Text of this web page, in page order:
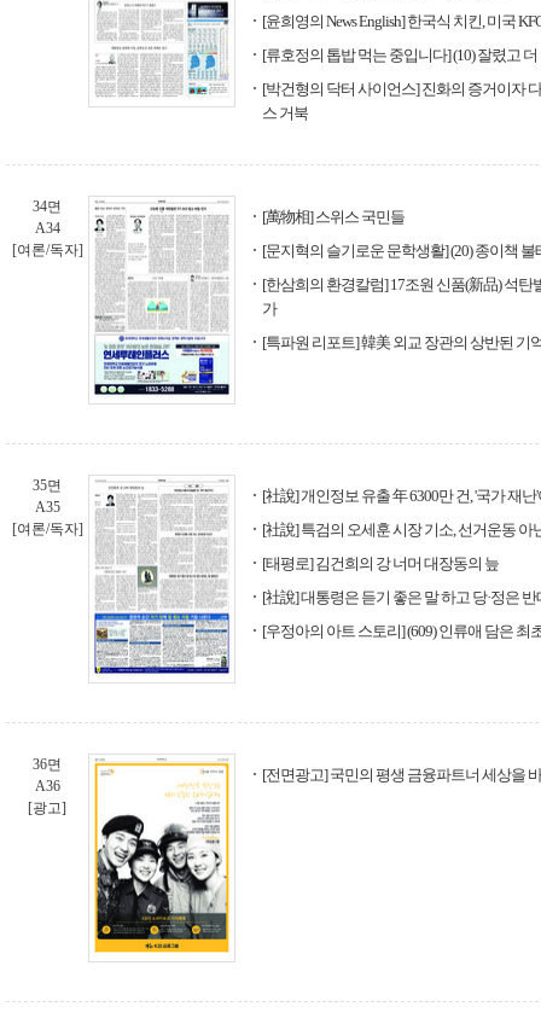
[윤희영의 News English] 한국식 치킨, 미국
[류호정의 톱밥 먹는 중입니다] (10) 잘렸고
[박건형의 닥터 사이언스] 진화의 증거이자
스 거북
34면
A34
[여론/독자]
[萬物相] 스위스 국민들
[문지혁의 슬기로운 문학생활] (20) 종이책 불
[한삼희의 환경칼럼] 17조원 신품(新品) 석탄
가
[특파원 리포트] 韓美 외교 장관의 상반된 기
35면
A35
[여론/독자]
[社說] 개인정보 유출 年 6300만 건, '국가 재난
[社說] 특검의 오세훈 시장 기소, 선거운동 아
[태평로] 김건희의 강 너머 대장동의 늪
[社說] 대통령은 듣기 좋은 말 하고 당·정은
[우정아의 아트 스토리] (609) 인류애 담은 최
36면
A36
[광고]
[전면광고] 국민의 평생 금융파트너 세상을